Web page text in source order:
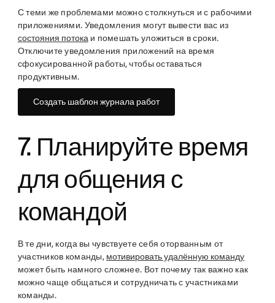
С теми же проблемами можно столкнуться и с рабочими
приложениями. Уведомления могут вывести вас из
состояния потока и помешать уложиться в сроки.
Отключите уведомления приложений на время
сфокусированной работы, чтобы оставаться
продуктивным.
Создать шаблон журнала работ
7. Планируйте время
для общения с
командой
В те дни, когда вы чувствуете себя оторванным от
участников команды, мотивировать удалённую команду
может быть намного сложнее. Вот почему так важно как
можно чаще общаться и сотрудничать с участниками
команды.